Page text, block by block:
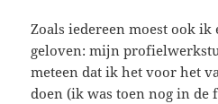
Zoals iedereen moest ook ik
geloven: mijn
meteen dat ik het voor het
doen (ik was toen nog in de